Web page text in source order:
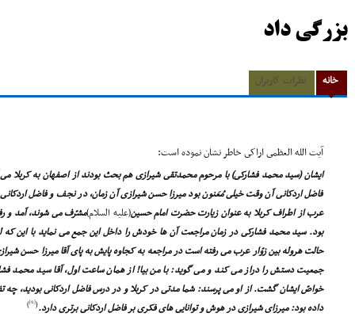
بزرگى داد
خانه نظرات کاربران
آیت الله العظمى اراکى خاطر نشان نموده است:
ایشان (سید محمد فشارکى) با مرحوم محمدتقى شیرازى هم بحث بودند از اصفهان به کربلا
فاضل اردکانى آن وقت خیلى مُعَنون بود میرزا حسن شیرازى آن زمان، در نجف و فاضل اردکانى
عرب از اطراف کربلا به عنوان زیارت حضرت امام حسین(علیه السلام)مشرّف مى شوند، آمد و
بود. سید محمد فشارکى در زمان مراجعت آن ها خودش را داخل این جمع مى نماید با این که
حالت هروله بین زوّار عرب مى رفته است در مراجعه به کجاوه پایش به پاى آقا میرزا حسن
جمعیت دستش را دراز مى کند و مى گوید: با من بیا! از همان ساعت اول، آقا سید محمد
خواصّ ایشان گشت. از او مى پرسند: شما مدتى در کربلا و در درس فاضل اردکانى بودید، چه
داده بود: میرزاى شیرازى در هوش و توانایى هاى فکرى بر فاضل اردکانى برترى دارد.(
[6]
)